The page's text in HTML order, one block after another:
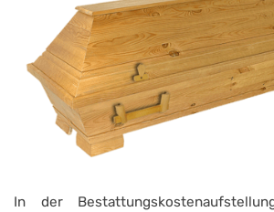
In der